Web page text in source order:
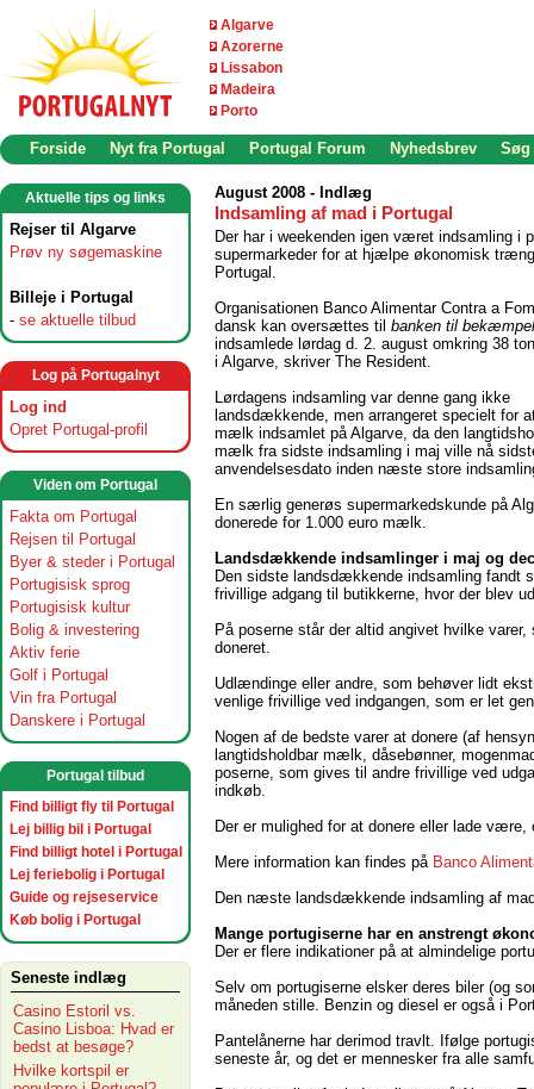
Algarve
Azorerne
Lissabon
Madeira
Porto
Forside Nyt fra Portugal Portugal Forum Nyhedsbrev Søg
Aktuelle tips og links
Rejser til Algarve
Prøv ny søgemaskine
Billeje i Portugal
- se aktuelle tilbud
Log på Portugalnyt
Log ind
Opret Portugal-profil
Viden om Portugal
Fakta om Portugal
Rejsen til Portugal
Byer & steder i Portugal
Portugisisk sprog
Portugisisk kultur
Bolig & investering
Aktiv ferie
Golf i Portugal
Vin fra Portugal
Danskere i Portugal
Portugal tilbud
Find billigt fly til Portugal
Lej billig bil i Portugal
Find billigt hotel i Portugal
Lej feriebolig i Portugal
Guide og rejseservice
Køb bolig i Portugal
Seneste indlæg
Casino Estoril vs.
Casino Lisboa: Hvad er
bedst at besøge?
Hvilke kortspil er
August 2008 - Indlæg
Indsamling af mad i Portugal
Der har i weekenden igen været indsamling i
supermarkeder for at hjælpe økonomisk
Portugal.
Organisationen Banco Alimentar Contra a
dansk kan oversættes til banken til
indsamlede lørdag d. 2. august omkring 38
i Algarve, skriver The Resident.
Lørdagens indsamling var denne gang ikke
landsdækkende, men arrangeret specielt for
mælk indsamlet på Algarve, da den
mælk fra sidste indsamling i maj ville nå
anvendelsesdato inden næste store
En særlig generøs supermarkedskunde på
donerede for 1.000 euro mælk.
Landsdækkende indsamlinger i maj og
Den sidste landsdækkende indsamling fandt
frivillige adgang til butikkerne, hvor der blev
På poserne står der altid angivet hvilke
doneret.
Udlændinge eller andre, som behøver lidt
venlige frivillige ved indgangen, som er let
Nogen af de bedste varer at donere (af
langtidsholdbar mælk, dåsebønner,
poserne, som gives til andre frivillige ved
indkøb.
Der er mulighed for at donere eller lade
Mere information kan findes på Banco
Den næste landsdækkende indsamling af
Mange portugiserne har en anstrengt
Der er flere indikationer på at almindelige
Selv om portugiserne elsker deres biler (og
måneden stille. Benzin og diesel er også i
Pantelånerne har derimod travlt. Ifølge
seneste år, og det er mennesker fra alle